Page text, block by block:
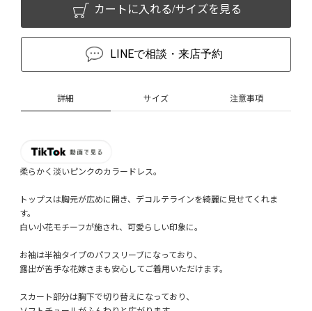
カートに入れる/サイズを見る
LINEで相談・来店予約
詳細 サイズ 注意事項
柔らかく淡いピンクのカラードレス。
トップスは胸元が広めに開き、デコルテラインを綺麗に見せてくれま
す。
白い小花モチーフが施され、可愛らしい印象に。
お袖は半袖タイプのパフスリーブになっており、
露出が苦手な花嫁さまも安心してご着用いただけます。
スカート部分は胸下で切り替えになっており、